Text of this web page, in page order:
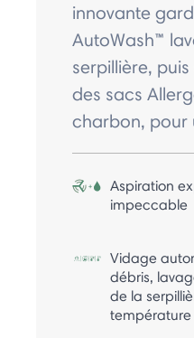
innovante
AutoWash™
serpillière,
des sacs
charbon, pour
Aspiration
impeccable
Vidage
débris,
de la
température